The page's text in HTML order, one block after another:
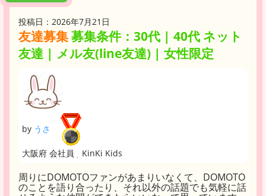
投稿日：2026年7月21日
友達募集募集条件：30代 | 40代 ネット
友達 | メル友(line友達) | 女性限定
by うさ
大阪府 会社員 KinKi Kids
周りにDOMOTOファンがあまりいなくて、DOMOTO
のことを語り合ったり、それ以外の話題でも気軽に話